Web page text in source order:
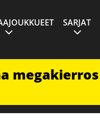
SARJAT
megakierros